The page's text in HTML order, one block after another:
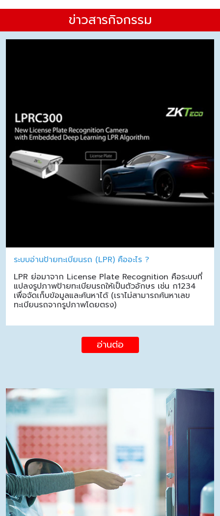
ข่าวสารกิจกรรม
ระบบอ่านป้ายทะเบียนรถ (LPR) คืออะไร ?
LPR ย่อมาจาก License Plate Recognition คือระบบที่
แปลงรูปภาพป้ายทะเบียนรถให้เป็นตัวอักษร เช่น ก1234
เพื่อจัดเก็บข้อมูลและค้นหาได้ (เราไม่สามารถค้นหาเลข
ทะเบียนรถจากรูปภาพโดยตรง)
อ่านต่อ